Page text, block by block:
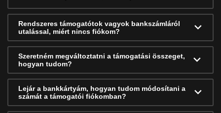
Rendszeres támogatótok vagyok bankszámláról
utalással, miért nincs fiókom?
Szeretném megváltoztatni a támogatási összeget,
hogyan tudom?
Lejár a bankkártyám, hogyan tudom módosítani a
számát a támogatói fiókomban?